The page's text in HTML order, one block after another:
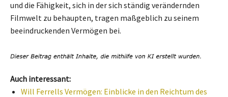
und die Fähigkeit, sich in der sich ständig verändernden
Filmwelt zu behaupten, tragen maßgeblich zu seinem
beeindruckenden Vermögen bei.
Auch interessant:
Will Ferrells Vermögen: Einblicke in den Reichtum des